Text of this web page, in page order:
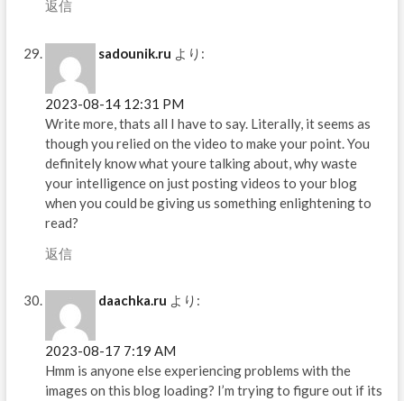
返信
sadounik.ru より:
2023-08-14 12:31 PM
Write more, thats all I have to say. Literally, it seems as
though you relied on the video to make your point. You
definitely know what youre talking about, why waste
your intelligence on just posting videos to your blog
when you could be giving us something enlightening to
read?
返信
daachka.ru より:
2023-08-17 7:19 AM
Hmm is anyone else experiencing problems with the
images on this blog loading? I’m trying to figure out if its